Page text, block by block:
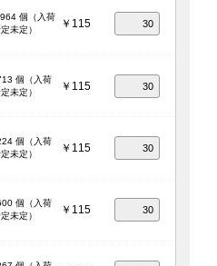
個（入荷
未定）
￥115
個（入荷
未定）
￥115
個（入荷
未定）
￥115
個（入荷
未定）
￥115